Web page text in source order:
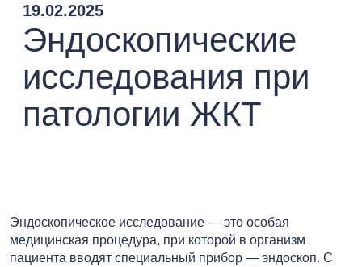
19.02.2025
Эндоскопические
исследования при
патологии ЖКТ
Эндоскопическое исследование — это особая
медицинская процедура, при которой в организм
пациента вводят специальный прибор — эндоскоп. С